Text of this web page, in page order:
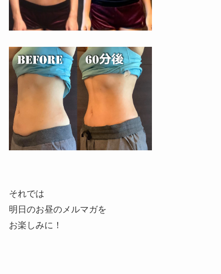
それでは
明日のお昼のメルマガを
お楽しみに！